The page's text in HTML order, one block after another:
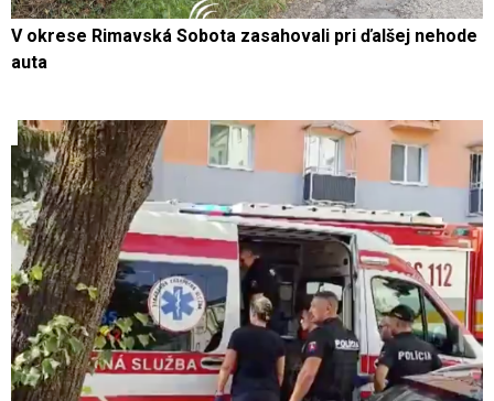
V okrese Rimavská Sobota zasahovali pri ďalšej nehode
auta